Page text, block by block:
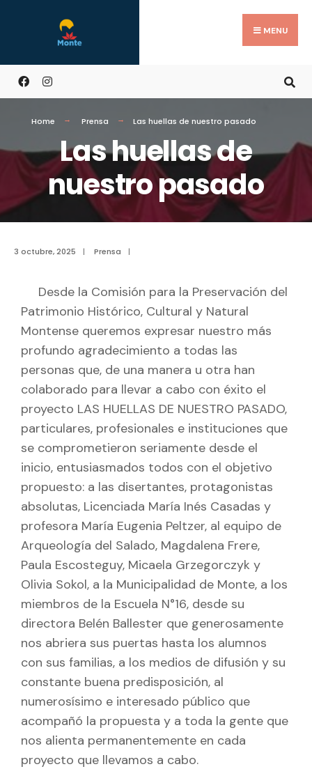
MENU
Home Prensa Las huellas de nuestro pasado
Las huellas de
nuestro pasado
3 octubre, 2025 | Prensa |
Desde la Comisión para la Preservación del
Patrimonio Histórico, Cultural y Natural
Montense queremos expresar nuestro más
profundo agradecimiento a todas las
personas que, de una manera u otra han
colaborado para llevar a cabo con éxito el
proyecto LAS HUELLAS DE NUESTRO PASADO,
particulares, profesionales e instituciones que
se comprometieron seriamente desde el
inicio, entusiasmados todos con el objetivo
propuesto: a las disertantes, protagonistas
absolutas, Licenciada María Inés Casadas y
profesora María Eugenia Peltzer, al equipo de
Arqueología del Salado, Magdalena Frere,
Paula Escosteguy, Micaela Grzegorczyk y
Olivia Sokol, a la Municipalidad de Monte, a los
miembros de la Escuela N°16, desde su
directora Belén Ballester que generosamente
nos abriera sus puertas hasta los alumnos
con sus familias, a los medios de difusión y su
constante buena predisposición, al
numerosísimo e interesado público que
acompañó la propuesta y a toda la gente que
nos alienta permanentemente en cada
proyecto que llevamos a cabo.